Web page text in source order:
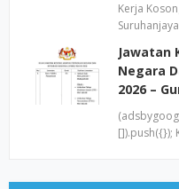
Kerja
Jawatan
Negara
2026 –
[]).push({});